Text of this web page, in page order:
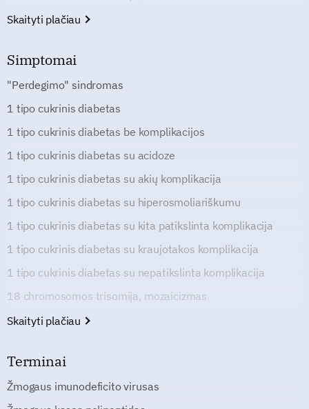
Skaityti plačiau
Simptomai
"Perdegimo" sindromas
1 tipo cukrinis diabetas
1 tipo cukrinis diabetas be komplikacijos
1 tipo cukrinis diabetas su acidoze
1 tipo cukrinis diabetas su akių komplikacija
1 tipo cukrinis diabetas su hiperosmoliariškumu
1 tipo cukrinis diabetas su kita patikslinta komplikacija
1 tipo cukrinis diabetas su kraujotakos komplikacija
1 tipo cukrinis diabetas su nepatikslinta komplikacija
18 chromosomos trisomija, mozaicizmas
Skaityti plačiau
Terminai
Žmogaus imunodeficito virusas